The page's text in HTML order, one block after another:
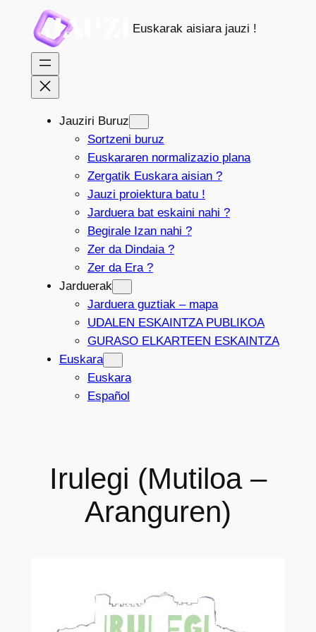
edukira
Euskarak aisiara jauzi !
Jauziri Buruz
Sortzeni buruz
Euskararen normalizazio plana
Zergatik Euskara aisian ?
Jauzi proiektura batu !
Jarduera bat eskaini nahi ?
Begirale Izan nahi ?
Zer da Dindaia ?
Zer da Era ?
Jarduerak
Jarduera guztiak – mapa
UDALEN ESKAINTZA PUBLIKOA
GURASO ELKARTEEN ESKAINTZA
Euskara
Euskara
Español
Irulegi (Mutiloa –
Aranguren)